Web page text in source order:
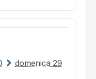
domenica 29